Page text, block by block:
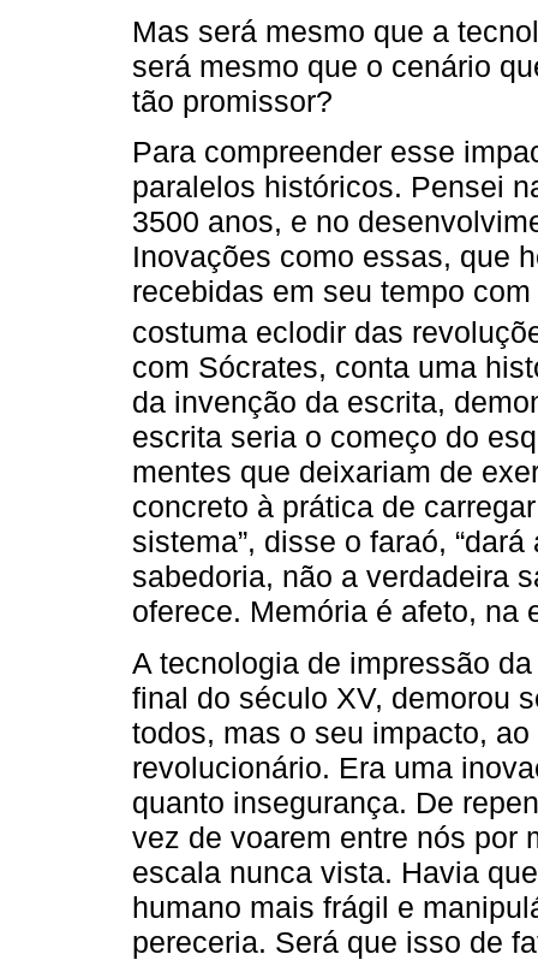
Mas será mesmo que a
será mesmo que o cenário
tão promissor?
Para compreender esse
paralelos históricos. Pensei
3500 anos, e no
Inovações como essas, que
recebidas em seu tempo
costuma eclodir das
com Sócrates, conta uma
da invenção da escrita,
escrita seria o começo do
mentes que deixariam de
concreto à prática de
sistema”, disse o faraó,
sabedoria, não a verdadeira
oferece. Memória é afeto, na
A tecnologia de impressão
final do século XV, demorou
todos, mas o seu impacto,
revolucionário. Era uma
quanto insegurança. De
vez de voarem entre nós por
escala nunca vista. Havia
humano mais frágil e
pereceria. Será que isso de